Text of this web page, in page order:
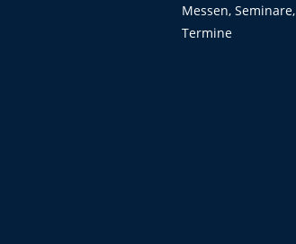
Messen, Seminare,
Termine